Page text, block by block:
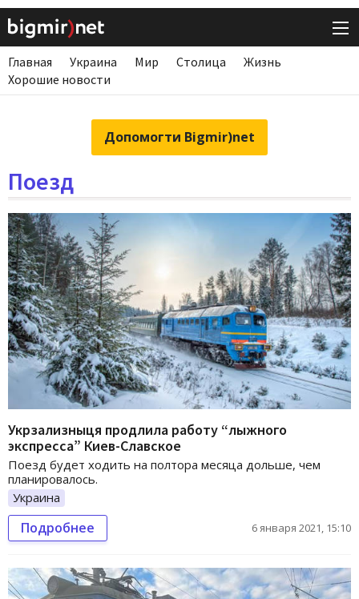
Главная Украина Мир Столица
Жизнь
Хорошие новости
Допомогти Bigmir)net
Поезд
Укрзализныця продлила работу “лыжного
экспресса” Киев-Славское
Поезд будет ходить на полтора месяца дольше, чем
планировалось.
Украина
Подробнее 6 января 2021, 15:10